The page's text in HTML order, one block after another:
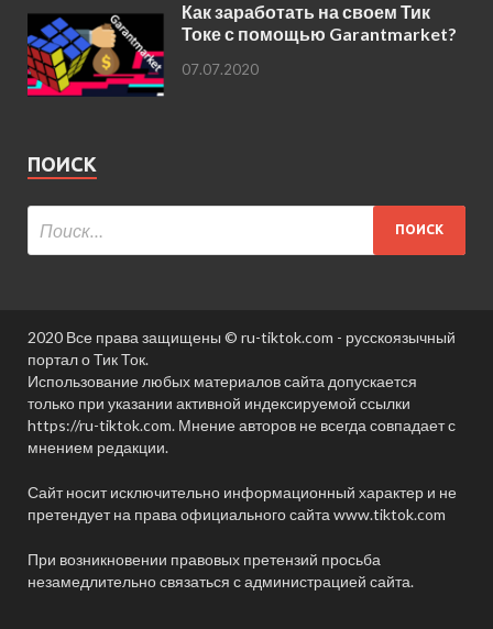
Как заработать на своем Тик
Токе с помощью Garantmarket?
07.07.2020
ПОИСК
2020 Все права защищены © ru-tiktok.com - русскоязычный
портал о Тик Ток.
Использование любых материалов сайта допускается
только при указании активной индексируемой ссылки
https://ru-tiktok.com. Мнение авторов не всегда совпадает с
мнением редакции.
Сайт носит исключительно информационный характер и не
претендует на права официального сайта www.tiktok.com
При возникновении правовых претензий просьба
незамедлительно связаться с администрацией сайта.